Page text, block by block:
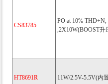
CS83785
PO at 10%
,2X10W(BOOST升
HT8691R 11W/2.5V-5.5V(内